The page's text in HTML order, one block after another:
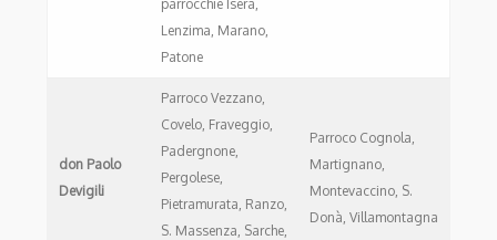
parrocchie Isera,
Lenzima, Marano,
Patone
don Paolo
Devigili
Parroco Vezzano,
Covelo, Fraveggio,
Padergnone,
Pergolese,
Pietramurata, Ranzo,
S. Massenza, Sarche,
Parroco Cognola,
Martignano,
Montevaccino, S.
Donà, Villamontagna